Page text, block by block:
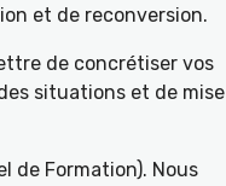
et de reconversion.
de concrétiser vos
situations et de mise
de Formation). Nous